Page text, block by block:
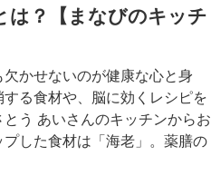
は？【まなびのキッチ
かせないのが健康な心と身
る食材や、脳に効くレシピを
う あいさんのキッチンからお
した食材は「海老」。薬膳の